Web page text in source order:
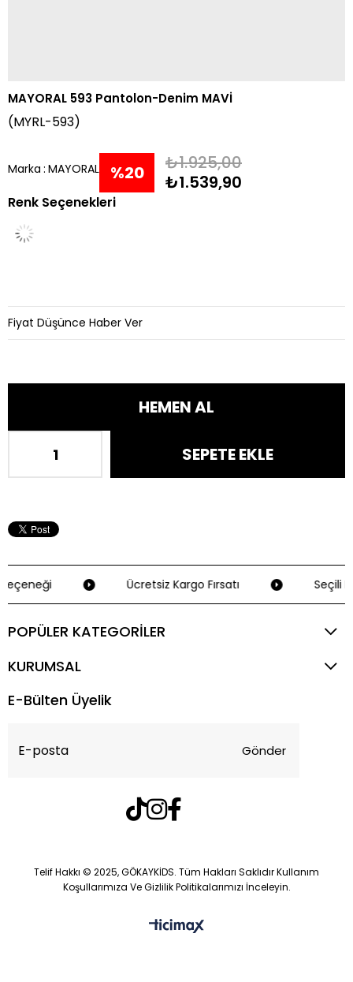
MAYORAL 593 Pantolon-Denim MAVİ
(MYRL-593)
Marka : MAYORAL %20
İndirim
₺1.925,00
₺1.539,90
Renk Seçenekleri
Fiyat Düşünce Haber Ver
Ücretsiz Kargo Fırsatı Seçili
POPÜLER KATEGORİLER
KURUMSAL
E-Bülten Üyelik
Gönder
Telif Hakkı © 2025, GÖKAYKİDS. Tüm Hakları Saklıdır Kullanım
Koşullarımıza Ve Gizlilik Politikalarımızı İnceleyin.